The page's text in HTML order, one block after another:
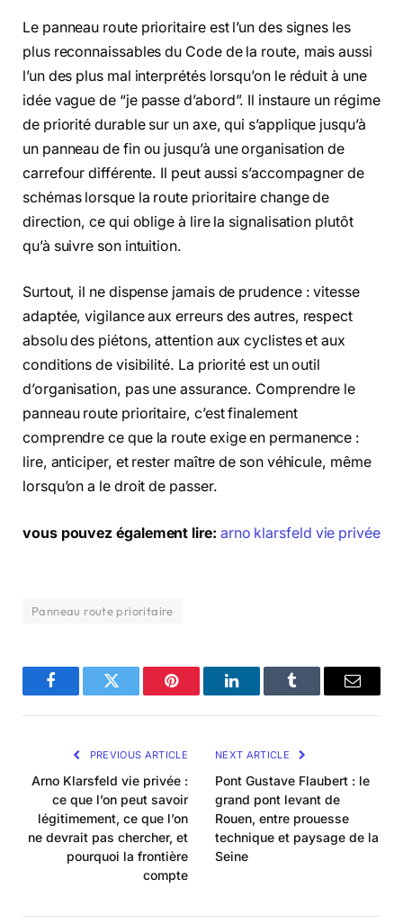
Le panneau route prioritaire est l’un des signes les
plus reconnaissables du Code de la route, mais aussi
l’un des plus mal interprétés lorsqu’on le réduit à une
idée vague de “je passe d’abord”. Il instaure un régime
de priorité durable sur un axe, qui s’applique jusqu’à
un panneau de fin ou jusqu’à une organisation de
carrefour différente. Il peut aussi s’accompagner de
schémas lorsque la route prioritaire change de
direction, ce qui oblige à lire la signalisation plutôt
qu’à suivre son intuition.
Surtout, il ne dispense jamais de prudence : vitesse
adaptée, vigilance aux erreurs des autres, respect
absolu des piétons, attention aux cyclistes et aux
conditions de visibilité. La priorité est un outil
d’organisation, pas une assurance. Comprendre le
panneau route prioritaire, c’est finalement
comprendre ce que la route exige en permanence :
lire, anticiper, et rester maître de son véhicule, même
lorsqu’on a le droit de passer.
vous pouvez également lire: arno klarsfeld vie privée
Panneau route prioritaire
FacebookTwitter Pinterest LinkedInTumblr Email
PREVIOUS ARTICLE
Arno Klarsfeld vie privée :
ce que l’on peut savoir
légitimement, ce que l’on
ne devrait pas chercher, et
pourquoi la frontière
compte
NEXT ARTICLE
Pont Gustave Flaubert : le
grand pont levant de
Rouen, entre prouesse
technique et paysage de la
Seine